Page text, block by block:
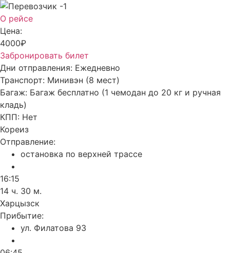
О рейсе
Цена:
4000₽
Забронировать билет
Дни отправления: Ежедневно
Транспорт: Минивэн (8 мест)
Багаж: Багаж бесплатно (1 чемодан до 20 кг и ручная
кладь)
КПП: Нет
Кореиз
Отправление:
остановка по верхней трассе
16:15
14 ч. 30 м.
Харцызск
Прибытие:
ул. Филатова 93